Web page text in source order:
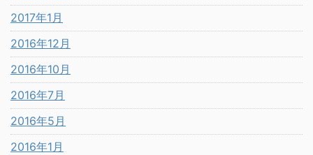
2017年1月
2016年12月
2016年10月
2016年7月
2016年5月
2016年1月